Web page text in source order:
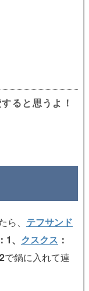
ると思うよ！
、 テフサンド
1、 クスクス ：
で鍋に入れて連